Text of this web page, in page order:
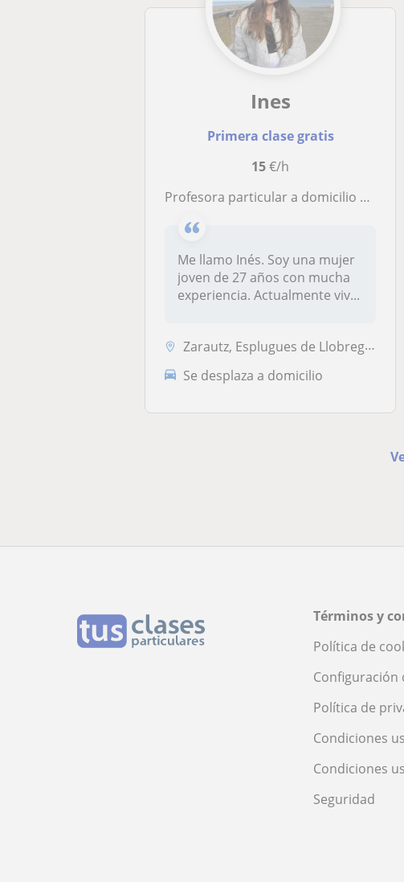
Ines
Primera clase gratis
15€/h
Profesora particular a domicilio para distintos niveles!
Me llamo Inés. Soy una mujer
joven de 27 años con mucha
experiencia. Actualmente viv...
Zarautz, Esplugues de Llobregat
Se desplaza a domicilio
Términos y
Política de
Configuración
Política de
Condiciones
Condiciones
Seguridad